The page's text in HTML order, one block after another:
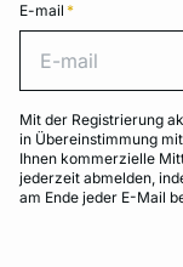
E-mail *
Mit der Registrierung
in Übereinstimmung
Ihnen kommerzielle
jederzeit abmelden,
am Ende jeder E-Mail